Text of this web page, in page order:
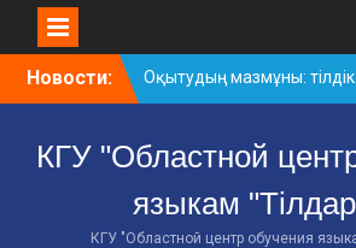
Новости:
Оқытудың мазмұны: тілдік
дағдылар және
стратегиялар
АХМЕТ БАЙТҰРСЫНҰЛЫ
АТЫНДАҒЫ «ҮЗДІК
ОҚЫТУШЫ-2026»
КГУ "Областной
языкам
КГУ "Областной центр обучения